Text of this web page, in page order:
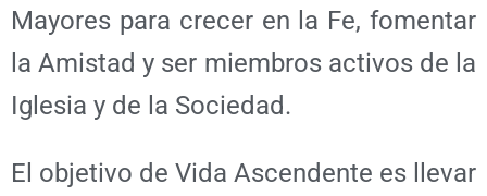
Mayores para crecer en la Fe, fomentar
la Amistad y ser miembros activos de la
Iglesia y de la Sociedad.
El objetivo de Vida Ascendente es llevar